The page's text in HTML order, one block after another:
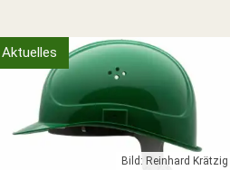
Bild: Reinhard Krätzig
Aktuelles